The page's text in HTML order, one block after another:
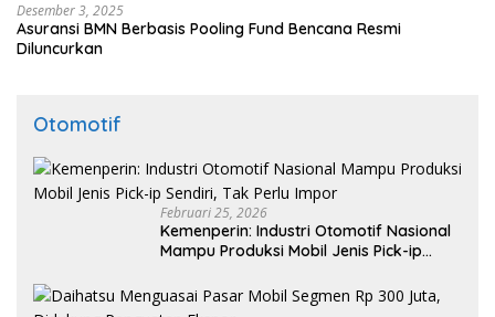
Desember 3, 2025
Asuransi BMN Berbasis Pooling Fund Bencana Resmi
Diluncurkan
Otomotif
Februari 25, 2026
Kemenperin: Industri Otomotif Nasional
Mampu Produksi Mobil Jenis Pick-ip